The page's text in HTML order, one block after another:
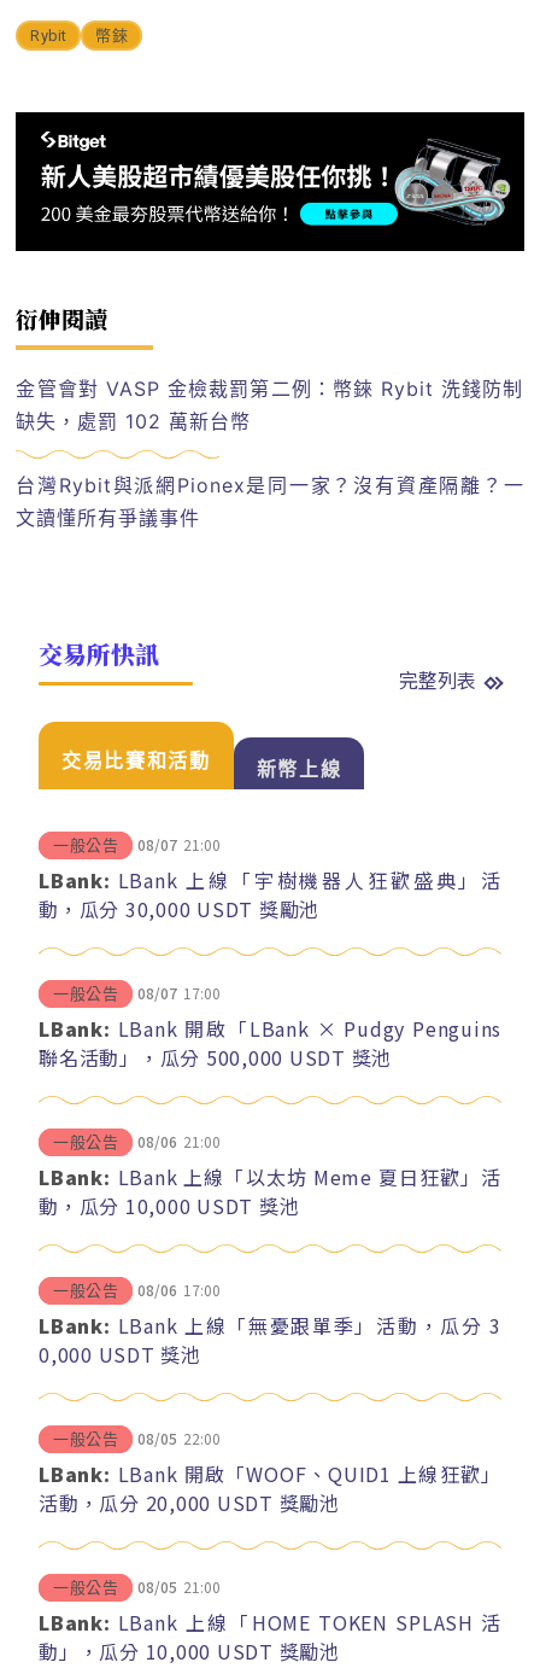
Rybit 幣錸
衍伸閱讀
金管會對 VASP 金檢裁罰第二例：幣錸 Rybit 洗錢防制
缺失，處罰 102 萬新台幣
台灣Rybit與派網Pionex是同一家？沒有資產隔離？一
文讀懂所有爭議事件
交易所快訊
完整列表
交易比賽和活動 新幣上線
一般公告 08/07 21:00
LBank: LBank 上線「宇樹機器人狂歡盛典」活
動，瓜分 30,000 USDT 獎勵池
一般公告 08/07 17:00
LBank: LBank 開啟「LBank × Pudgy Penguins
聯名活動」，瓜分 500,000 USDT 獎池
一般公告 08/06 21:00
LBank: LBank 上線「以太坊 Meme 夏日狂歡」活
動，瓜分 10,000 USDT 獎池
一般公告 08/06 17:00
LBank: LBank 上線「無憂跟單季」活動，瓜分 3
0,000 USDT 獎池
一般公告 08/05 22:00
LBank: LBank 開啟「WOOF、QUID1 上線狂歡」
活動，瓜分 20,000 USDT 獎勵池
一般公告 08/05 21:00
LBank: LBank 上線「HOME TOKEN SPLASH 活
動」，瓜分 10,000 USDT 獎勵池